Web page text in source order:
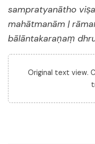
sampratyanātho
mahātmanām |
bālāntakaraṇaṃ
Original text view.